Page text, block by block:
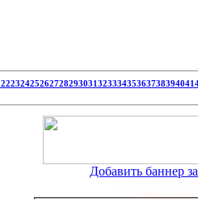
2223242526272829303132333435363738394041
Добавить баннер